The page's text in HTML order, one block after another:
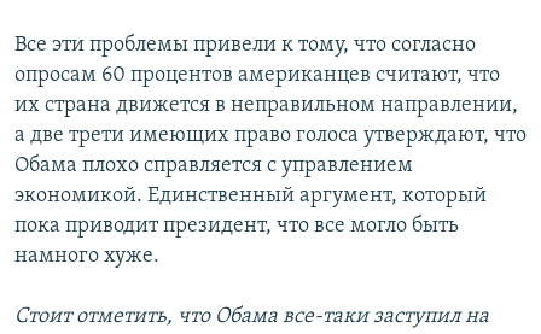
Все эти проблемы привели к тому, что согласно
опросам 60 процентов американцев считают, что
их страна движется в неправильном направлении,
а две трети имеющих право голоса утверждают, что
Обама плохо справляется с управлением
экономикой. Единственный аргумент, который
пока приводит президент, что все могло быть
намного хуже.
Стоит отметить, что Обама все-таки заступил на